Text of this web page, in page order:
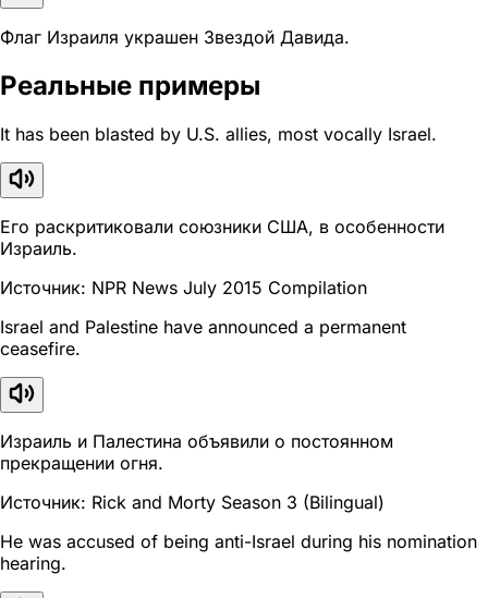
Флаг Израиля украшен Звездой Давида.
Реальные примеры
It has been blasted by U.S. allies, most vocally Israel.
Его раскритиковали союзники США, в особенности
Израиль.
Источник: NPR News July 2015 Compilation
Israel and Palestine have announced a permanent
ceasefire.
Израиль и Палестина объявили о постоянном
прекращении огня.
Источник: Rick and Morty Season 3 (Bilingual)
He was accused of being anti-Israel during his nomination
hearing.